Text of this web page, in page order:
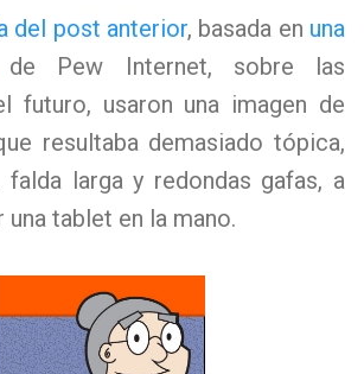
del post anterior, basada en una
de Pew Internet, sobre las
futuro, usaron una imagen de
resultaba demasiado tópica,
larga y redondas gafas, a
una tablet en la mano.